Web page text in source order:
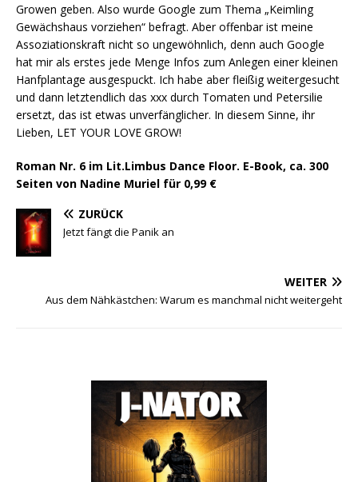
Growen geben. Also wurde Google zum Thema „Keimling
Gewächshaus vorziehen“ befragt. Aber offenbar ist meine
Assoziationskraft nicht so ungewöhnlich, denn auch Google
hat mir als erstes jede Menge Infos zum Anlegen einer kleinen
Hanfplantage ausgespuckt. Ich habe aber fleißig weitergesucht
und dann letztendlich das xxx durch Tomaten und Petersilie
ersetzt, das ist etwas unverfänglicher. In diesem Sinne, ihr
Lieben, LET YOUR LOVE GROW!
Roman Nr. 6 im Lit.Limbus Dance Floor. E-Book, ca. 300
Seiten von Nadine Muriel für 0,99 €
ZURÜCK
Jetzt fängt die Panik an
WEITER
Aus dem Nähkästchen: Warum es manchmal nicht weitergeht